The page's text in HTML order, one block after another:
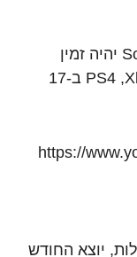
South Park: The Fractured But Whole יהיה זמין
למחשב האישי ולקונסולות ה-PS4 ,Xbox One ב-17
https://
יוצא החודש